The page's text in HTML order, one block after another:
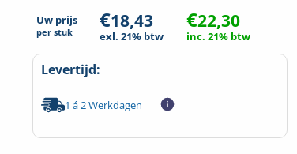
Uw prijs
per stuk €18,43
exl. 21% btw
€22,30
inc. 21% btw
Levertijd:
1 á 2 Werkdagen